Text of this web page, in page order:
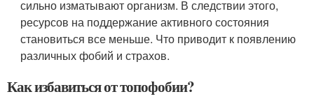
сильно изматывают организм. В следствии этого,
ресурсов на поддержание активного состояния
становиться все меньше. Что приводит к появлению
различных фобий и страхов.
Как избавиться от топофобии?